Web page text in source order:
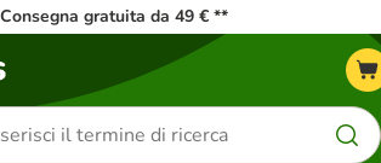
Consegna gratuita da 49 € **